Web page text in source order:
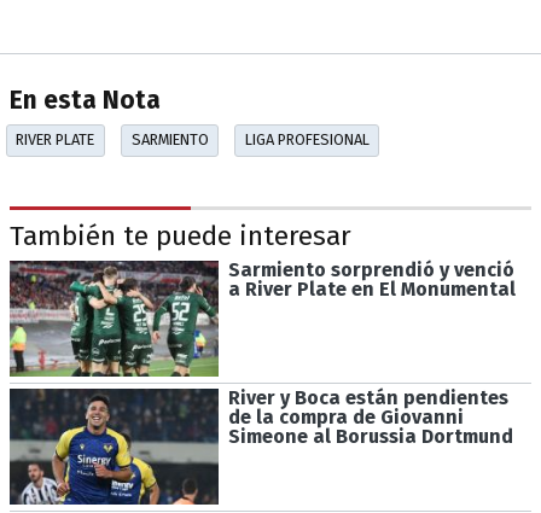
En esta Nota
RIVER PLATE SARMIENTO LIGA PROFESIONAL
También te puede interesar
Sarmiento sorprendió y venció
a River Plate en El Monumental
River y Boca están pendientes
de la compra de Giovanni
Simeone al Borussia Dortmund